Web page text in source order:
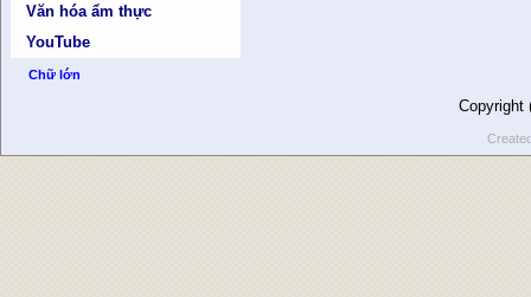
Văn hóa ẩm thực
YouTube
Chữ lớn
Copyright